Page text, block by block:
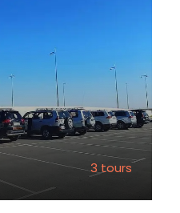
3 tours